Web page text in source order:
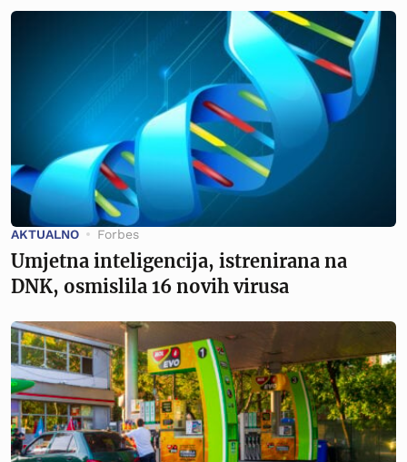
AKTUALNO Forbes
Umjetna inteligencija, istrenirana na
DNK, osmislila 16 novih virusa